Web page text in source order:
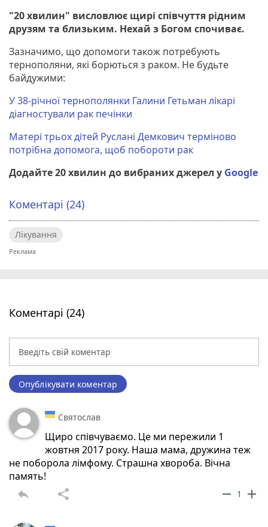
"20 хвилин" висловлює щирі співчуття рідним
друзям та близьким. Нехай з Богом спочиває.
Зазначимо, що допомоги також потребують
тернополяни, які борються з раком. Не будьте
байдужими:
У 38-річної тернополянки Галини Гетьман лікарі
діагностували рак печінки
Матері трьох дітей Руслані Демкович терміново
потрібна допомога, щоб побороти рак
Додайте 20 хвилин до вибраних джерел у Google
Коментарі (24)
Лікування
Коментарі (24)
Опублікувати коментар
Святослав
Щиро співчуваємо. Це ми пережили 1
жовтня 2017 року. Наша мама, дружина теж
не поборола лімфому. Страшна хвороба. Вічна
память!
reply share remove 1 add